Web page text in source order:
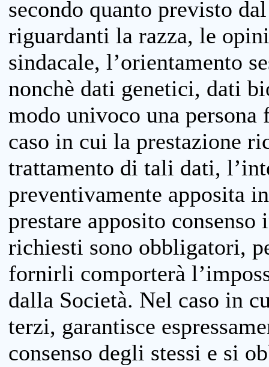
secondo quanto previsto
riguardanti la razza, le
sindacale, l’orientamento
nonchè dati genetici, dati
modo univoco una
caso in cui la prestazione
trattamento di tali dati,
preventivamente apposita
prestare apposito
richiesti sono obbligatori,
fornirli comporterà
dalla Società. Nel caso in
terzi, garantisce
consenso degli stessi e si